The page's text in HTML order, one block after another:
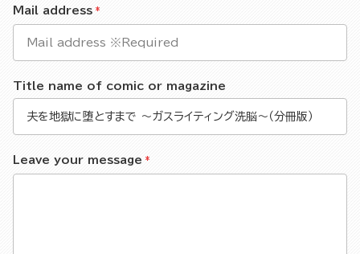
Mail address
Title name of comic or magazine
Leave your message